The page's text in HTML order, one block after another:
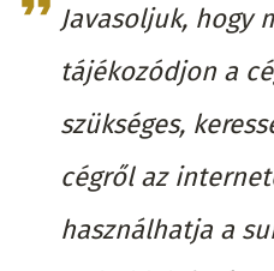
Javasoljuk, hogy
tájékozódjon a
szükséges,
cégről az
használhatja a